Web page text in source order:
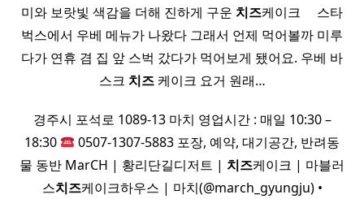
미와 보랏빛 색감을 더해 진하게 구운 치즈케이크 ​ ​ ​ ​ 스타
벅스에서 우베 메뉴가 나왔다 그래서 언제 먹어볼까 미루
다가 연휴 겸 집 앞 스벅 갔다가 먹어보게 됐어요. 우베 바
스크 치즈케이크 요거 원래…
경주시 포석로 1089-13 마치 영업시간 : 매일 10:30 –
18:30
0507-1307-5883 포장, 예약, 대기공간, 반려동
물 동반 MarCH | 황리단길디저트 | 치즈케이크 | 마블러
스치즈케이크하우스 | 마치(@march_gyungju) •